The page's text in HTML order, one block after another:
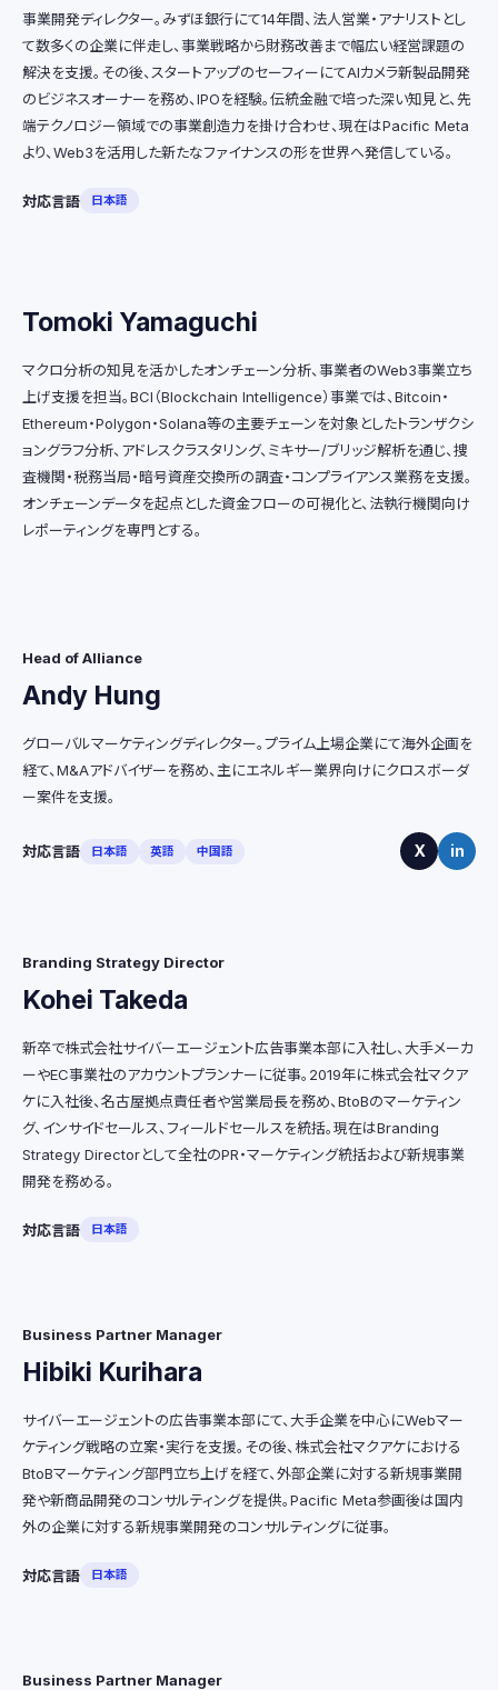
事業開発ディレクター。みずほ銀行にて14年間、法人営業・アナリストとし
て数多くの企業に伴走し、事業戦略から財務改善まで幅広い経営課題の
解決を支援。その後、スタートアップのセーフィーにてAIカメラ新製品開発
のビジネスオーナーを務め、IPOを経験。伝統金融で培った深い知見と、先
端テクノロジー領域での事業創造力を掛け合わせ、現在はPacific Meta
より、Web3を活用した新たなファイナンスの形を世界へ発信している。
対応言語 日本語
Tomoki Yamaguchi
マクロ分析の知見を活かしたオンチェーン分析、事業者のWeb3事業立ち
上げ支援を担当。BCI（Blockchain Intelligence）事業では、Bitcoin・
Ethereum・Polygon・Solana等の主要チェーンを対象としたトランザクシ
ョングラフ分析、アドレスクラスタリング、ミキサー/ブリッジ解析を通じ、捜
査機関・税務当局・暗号資産交換所の調査・コンプライアンス業務を支援。
オンチェーンデータを起点とした資金フローの可視化と、法執行機関向け
レポーティングを専門とする。
Head of Alliance
Andy Hung
グローバルマーケティングディレクター。プライム上場企業にて海外企画を
経て、M&Aアドバイザーを務め、主にエネルギー業界向けにクロスボーダ
ー案件を支援。
対応言語 日本語 英語 中国語 X in
Branding Strategy Director
Kohei Takeda
新卒で株式会社サイバーエージェント広告事業本部に入社し、大手メーカ
ーやEC事業社のアカウントプランナーに従事。2019年に株式会社マクア
ケに入社後、名古屋拠点責任者や営業局長を務め、BtoBのマーケティン
グ、インサイドセールス、フィールドセールスを統括。現在はBranding
Strategy Directorとして全社のPR・マーケティング統括および新規事業
開発を務める。
対応言語 日本語
Business Partner Manager
Hibiki Kurihara
サイバーエージェントの広告事業本部にて、大手企業を中心にWebマー
ケティング戦略の立案・実行を支援。その後、株式会社マクアケにおける
BtoBマーケティング部門立ち上げを経て、外部企業に対する新規事業開
発や新商品開発のコンサルティングを提供。Pacific Meta参画後は国内
外の企業に対する新規事業開発のコンサルティングに従事。
対応言語 日本語
Business Partner Manager